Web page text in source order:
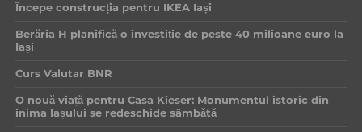
Începe construcția pentru IKEA Iași
Berăria H planifică o investiție de peste 40 milioane euro la
Iași
Curs Valutar BNR
O nouă viață pentru Casa Kieser: Monumentul istoric din
inima Iașului se redeschide sâmbătă